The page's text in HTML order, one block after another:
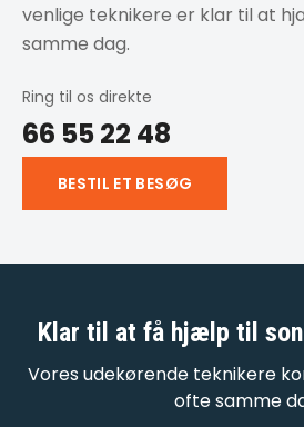
venlige teknikere er klar til at
samme dag.
Ring til os direkte
66 55 22 48
BESTIL ET BESØG
Klar til at få hjælp til
Vores udekørende teknikere
ofte samme